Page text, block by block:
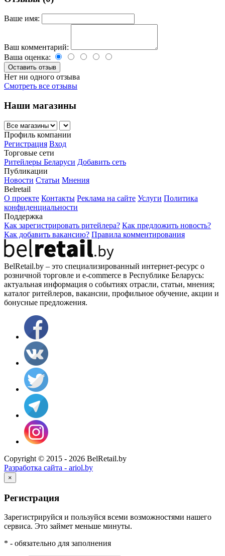
Ваше имя:
Ваш комментарий:
Ваша оценка:
Нет ни одного отзыва
Смотреть все отзывы
Наши магазины
Профиль компании
Регистрация Вход
Торговые сети
Ритейлеры Беларуси Добавить сеть
Публикации
Новости Статьи Мнения
Belretail
О проекте Контакты Реклама на сайте Услуги Политика
конфиденциальности
Поддержка
Как зарегистрировать ритейлера? Как предложить новость?
Как добавить вакансию? Правила комментирования
BelRetail.by – это специализированный интернет-ресурс о
розничной торговле и e-commerce в Республике Беларусь:
актуальная информация о событиях отрасли, статьи, мнения;
каталог ритейлеров, вакансии, профильное обучение, акции и
бонусные предложения.
Copyright © 2015 - 2026 BelRetail.by
Разработка сайта - ariol.by
×
Регистрация
Зарегистрируйся и пользуйся всеми возможностями нашего
сервиса. Это займет меньше минуты.
* - обязательно для заполнения